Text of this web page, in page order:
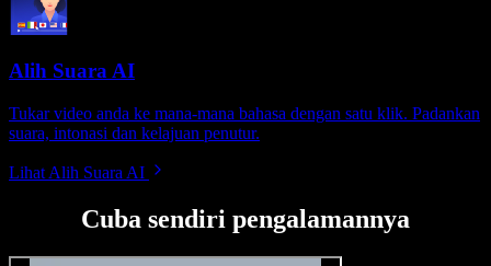
Alih Suara AI
Tukar video anda ke mana-mana bahasa dengan satu klik. Padankan
suara, intonasi dan kelajuan penutur.
Lihat Alih Suara AI
Cuba sendiri pengalamannya